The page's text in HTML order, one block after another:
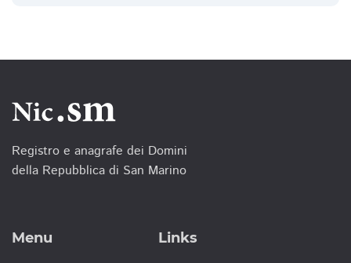
Registro e anagrafe dei Domini
della Repubblica di San Marino
Menu Links